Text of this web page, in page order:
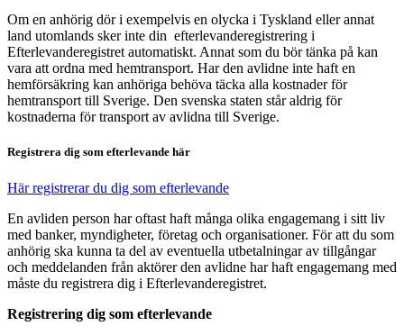
Om en anhörig dör i exempelvis en olycka i Tyskland eller annat
land utomlands sker inte din efterlevanderegistrering i
Efterlevanderegistret automatiskt. Annat som du bör tänka på kan
vara att ordna med hemtransport. Har den avlidne inte haft en
hemförsäkring kan anhöriga behöva täcka alla kostnader för
hemtransport till Sverige. Den svenska staten står aldrig för
kostnaderna för transport av avlidna till Sverige.
Registrera dig som efterlevande här
Här registrerar du dig som efterlevande
En avliden person har oftast haft många olika engagemang i sitt liv
med banker, myndigheter, företag och organisationer. För att du som
anhörig ska kunna ta del av eventuella utbetalningar av tillgångar
och meddelanden från aktörer den avlidne har haft engagemang med
måste du registrera dig i Efterlevanderegistret.
Registrering dig som efterlevande